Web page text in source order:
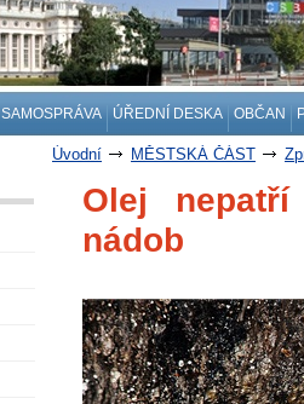
SAMOSPRÁVA ÚŘEDNÍ DESKA OBČAN
Úvodní MĚSTSKÁ ČÁST
Olej
nádob